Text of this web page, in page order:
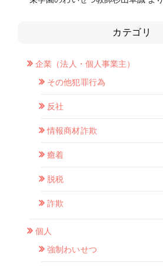
カテゴリ
企業（法人・個人事業主）
その他犯罪行為
反社
情報商材詐欺
癒着
脱税
詐欺
個人
強制わいせつ